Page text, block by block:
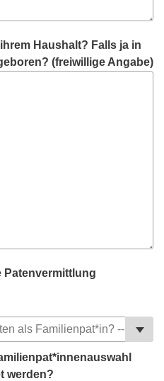
Haushalt? Falls ja in
(freiwillige Angabe)
Patenvermittlung
werden?